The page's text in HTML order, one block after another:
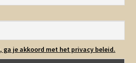
ga je akkoord met het privacy beleid.